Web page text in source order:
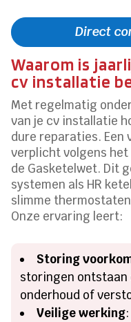
Direct
Waarom is
cv installatie
Met regelmatig
van je cv installatie
dure reparaties.
verplicht volgens het
de Gasketelwet. Dit
systemen als HR
slimme
Onze ervaring leert:
Storing
storingen
onderhoud of
Veilige werking